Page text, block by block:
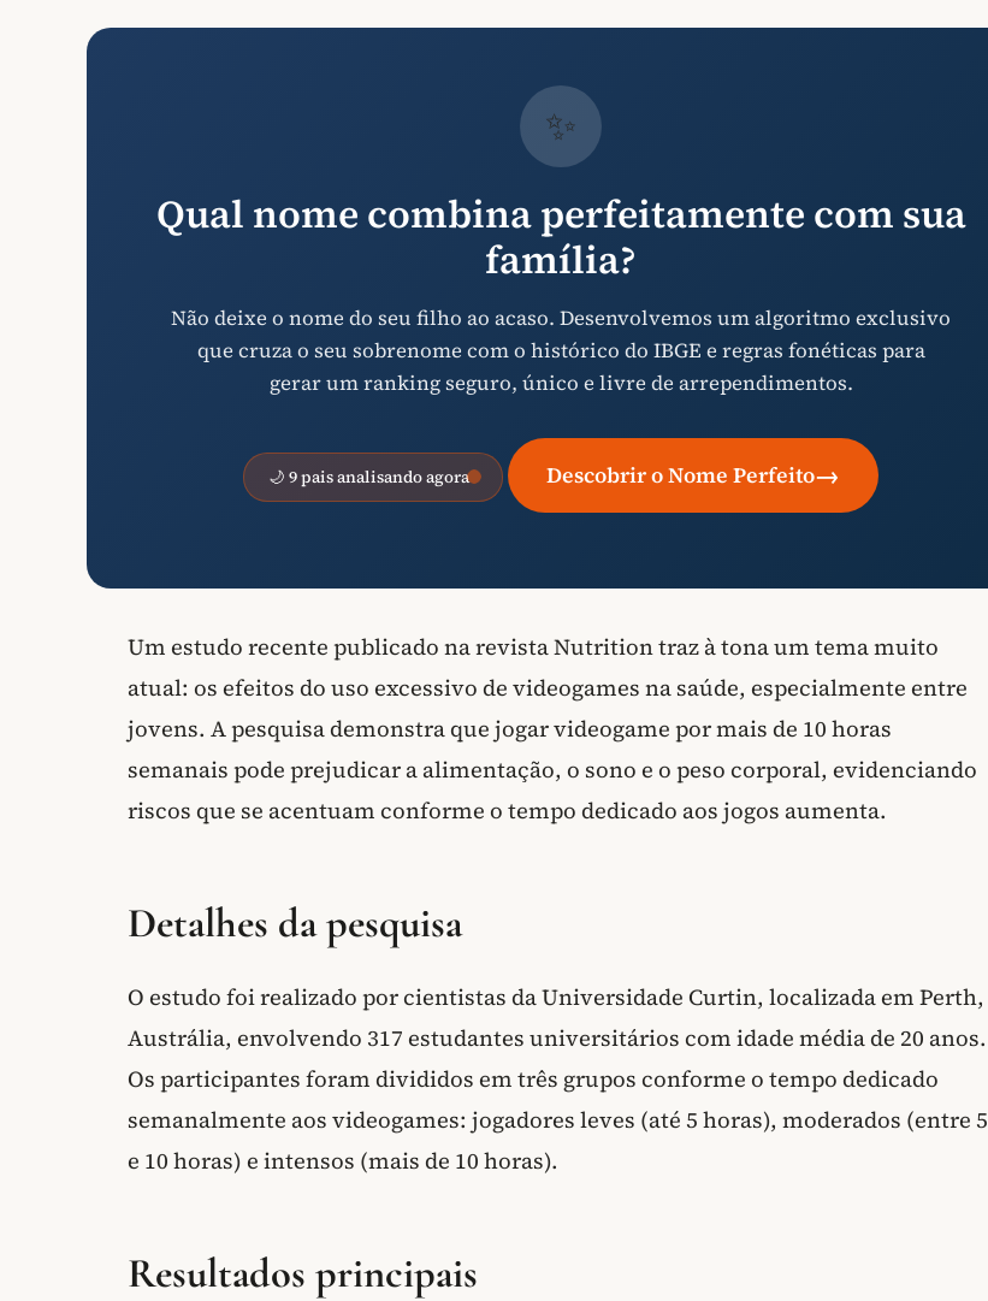
✨
Qual nome combina perfeitamente com sua
família?
Não deixe o nome do seu filho ao acaso. Desenvolvemos um algoritmo exclusivo
que cruza o seu sobrenome com o histórico do IBGE e regras fonéticas para
gerar um ranking seguro, único e livre de arrependimentos.
🌙 9 pais analisando agora Descobrir o Nome Perfeito→
Um estudo recente publicado na revista Nutrition traz à tona um tema muito
atual: os efeitos do uso excessivo de videogames na saúde, especialmente entre
jovens. A pesquisa demonstra que jogar videogame por mais de 10 horas
semanais pode prejudicar a alimentação, o sono e o peso corporal, evidenciando
riscos que se acentuam conforme o tempo dedicado aos jogos aumenta.
Detalhes da pesquisa
O estudo foi realizado por cientistas da Universidade Curtin, localizada em Perth,
Austrália, envolvendo 317 estudantes universitários com idade média de 20 anos.
Os participantes foram divididos em três grupos conforme o tempo dedicado
semanalmente aos videogames: jogadores leves (até 5 horas), moderados (entre 5
e 10 horas) e intensos (mais de 10 horas).
Resultados principais